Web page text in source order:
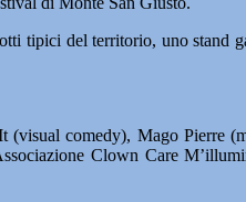
tipici del territorio, uno stand
comedy), Mago Pierre
Clown Care